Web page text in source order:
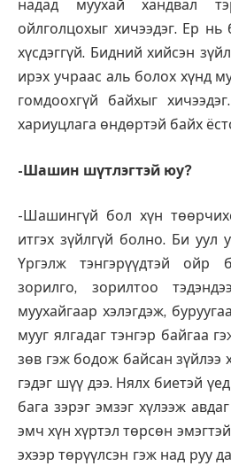
надад муухай хандвал
ойлголцохыг хичээдэг. Ер
хүсдэггүй. Бидний хийсэн
ирэх учраас аль болох хүнд
гомдоохгүй байхыг
хариуцлага өндөртэй байх
-Шашин шүтлэгтэй юу?
-Шашингүй бол хүн
итгэх зүйлгүй болно. Би уул
Үргэлж тэнгэрүүдтэй ойр
зорилго, зорилтоо
муухайгаар хэлэгдэж,
мууг ялгадаг тэнгэр байгаа
зөв гэж бодож байсан зүйлээ
гэдэг шүү дээ. Нялх биетэй
бага зэрэг эмзэг хүлээж
эмч хүн хүртэл төрсөн
эхээр төрүүлсэн гэж над руу